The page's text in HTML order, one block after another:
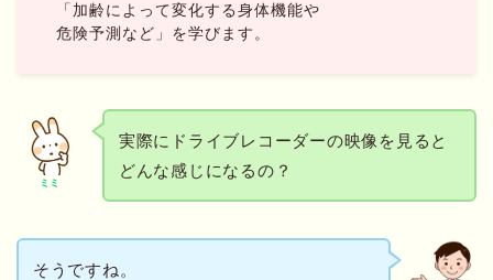
「加齢によって変化する身体機能や
危険予測など」を学びます。
ミミ
実際にドライブレコーダーの映像を見ると
どんな感じになるの？
そうですね。